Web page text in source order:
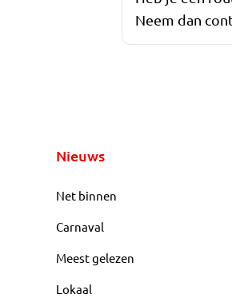
Neem dan
Nieuws
Net binnen
Carnaval
Meest gelezen
Lokaal